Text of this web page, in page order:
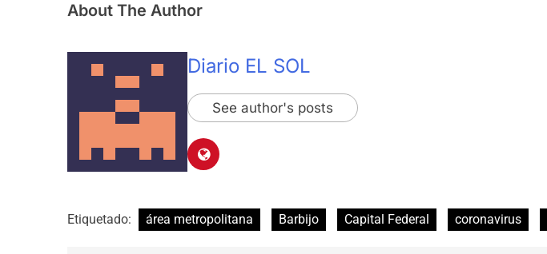
About The Author
Diario EL SOL
See author's posts
Etiquetado: área metropolitana Barbijo Capital Federal coronavirus